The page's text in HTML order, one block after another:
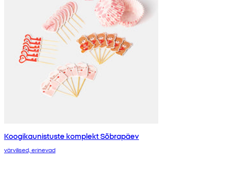
Koogikaunistuste komplekt Sõbrapäev
värvilised, erinevad